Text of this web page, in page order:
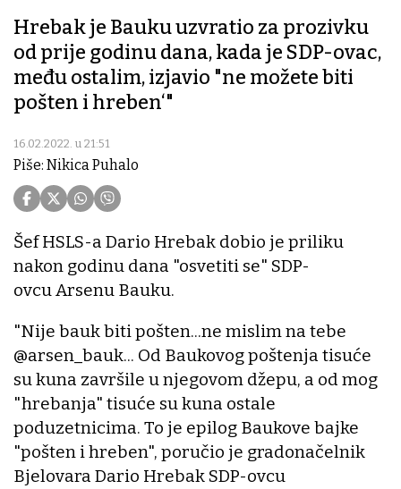
Hrebak je Bauku uzvratio za prozivku
od prije godinu dana, kada je SDP-ovac,
među ostalim, izjavio "ne možete biti
pošten i hreben‘"
16.02.2022. u 21:51
Piše: Nikica Puhalo
Šef HSLS-a Dario Hrebak dobio je priliku
nakon godinu dana "osvetiti se" SDP-
ovcu Arsenu Bauku.
"Nije bauk biti pošten...ne mislim na tebe
@arsen_bauk... Od Baukovog poštenja tisuće
su kuna završile u njegovom džepu, a od mog
"hrebanja" tisuće su kuna ostale
poduzetnicima. To je epilog Baukove bajke
"pošten i hreben", poručio je gradonačelnik
Bjelovara Dario Hrebak SDP-ovcu